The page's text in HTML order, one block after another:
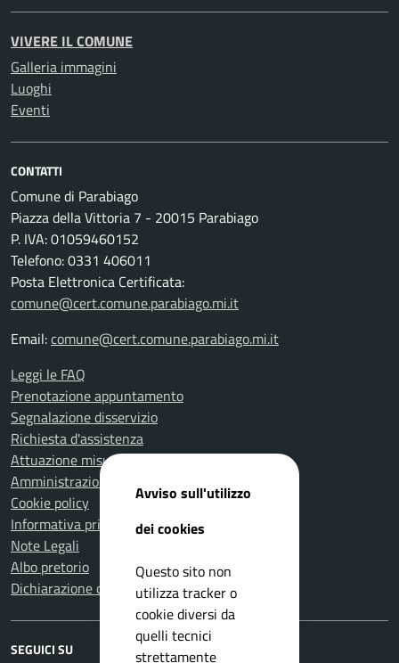
VIVERE IL COMUNE
Galleria immagini
Luoghi
Eventi
CONTATTI
Comune di Parabiago
Piazza della Vittoria 7 - 20015 Parabiago
P. IVA: 01059460152
Telefono: 0331 406011
Posta Elettronica Certificata:
comune@cert.comune.parabiago.mi.it
Email:comune@cert.comune.parabiago.mi.it
Leggi le FAQ
Prenotazione appuntamento
Segnalazione disservizio
Richiesta d'assistenza
Attuazione misure PNRR
Amministrazione trasparente
Cookie policy
Informativa privacy
Note Legali
Albo pretorio
Dichiarazione di accessibilità
SEGUICI SU
Avviso sull'utilizzo
dei cookies
Questo sito non
utilizza tracker o
cookie diversi da
quelli tecnici
strettamente